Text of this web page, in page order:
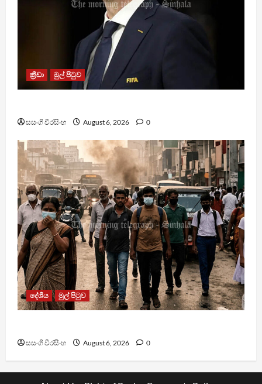
ක්‍රීඩා මුල් පිටුව
සසංගි වීරසිංහ August 6, 2026 0
දේශීය මුල් පිටුව
සසංගි වීරසිංහ August 6, 2026 0